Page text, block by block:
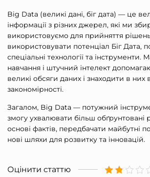
Big Data (великі дані, біг дата) — це
інформації з різних джерел, які ми
використовуємо для прийняття
використовувати потенціал Біг Дата,
спеціальні технології та інструменти.
навчання і штучний інтелект
великі обсяги даних і знаходити в них
закономірності.
Загалом, Big Data — потужний
змогу ухвалювати більш обґрунтовані
основі фактів, передбачати майбутні
нові шляхи для розвитку та інновацій.
Оцінити статтю